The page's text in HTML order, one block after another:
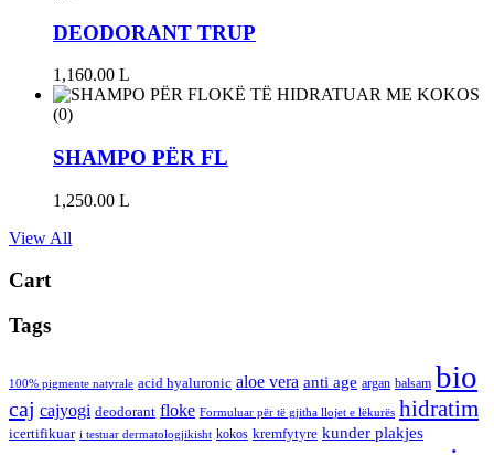
DEODORANT TRUP
1,160.00 L
(0)
SHAMPO PËR FL
1,250.00 L
View All
Cart
Tags
100% pigmente natyrale acid hyaluronic aloe vera anti age argan balsam bio
caj cajyogi deodorant floke Formuluar për të gjitha llojet e lëkurës hidratim
icertifikuar i testuar dermatologjikisht kokos kremfytyre kunder plakjes